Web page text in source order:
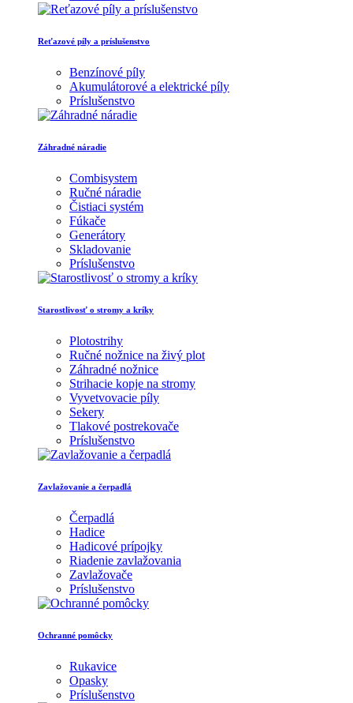
Reťazové píly a príslušenstvo
Benzínové píly
Akumulátorové a elektrické píly
Príslušenstvo
Záhradné náradie
Combisystem
Ručné náradie
Čistiaci systém
Fúkače
Generátory
Skladovanie
Príslušenstvo
Starostlivosť o stromy a kríky
Plotostrihy
Ručné nožnice na živý plot
Záhradné nožnice
Strihacie kopje na stromy
Vyvetvovacie píly
Sekery
Tlakové postrekovače
Príslušenstvo
Zavlažovanie a čerpadlá
Čerpadlá
Hadice
Hadicové prípojky
Riadenie zavlažovania
Zavlažovače
Príslušenstvo
Ochranné pomôcky
Rukavice
Opasky
Príslušenstvo